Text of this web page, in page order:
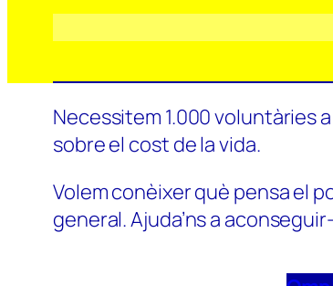
Necessitem 1.000 voluntàries
sobre el cost de la vida.
Volem conèixer què pensa el
general. Ajuda’ns a